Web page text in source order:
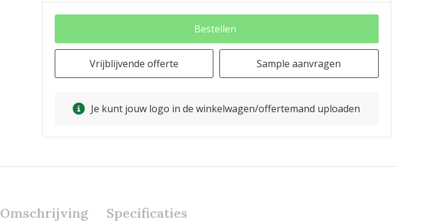
Bestellen
Vrijblijvende offerte Sample aanvragen
Je kunt jouw logo in de winkelwagen/offertemand uploaden
Omschrijving Specificaties